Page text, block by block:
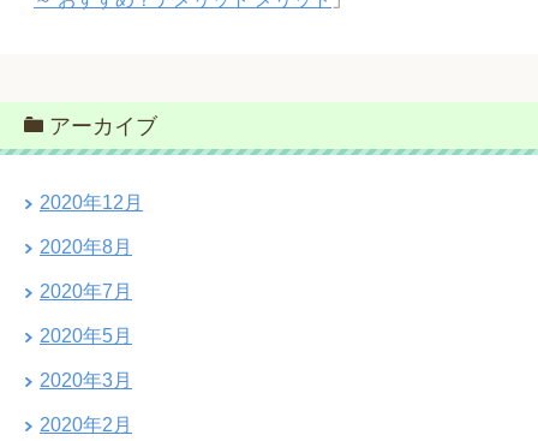
アーカイブ
2020年12月
2020年8月
2020年7月
2020年5月
2020年3月
2020年2月